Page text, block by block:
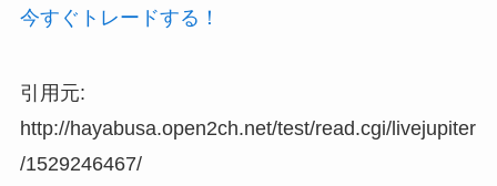
今すぐトレードする！
引用元:
http://hayabusa.open2ch.net/test/read.cgi/livejupiter
/1529246467/